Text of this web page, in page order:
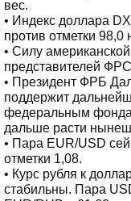
вес.
• Индекс доллара
против отметки 98,0
• Силу
представителей
• Президент ФРБ
поддержит
федеральным
дальше расти
• Пара EUR/USD
отметки 1,08.
• Курс рубля к
стабильны. Пара